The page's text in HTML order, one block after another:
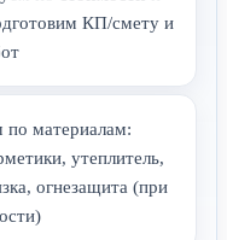
КП/смету и
материалам:
утеплитель,
огнезащита (при